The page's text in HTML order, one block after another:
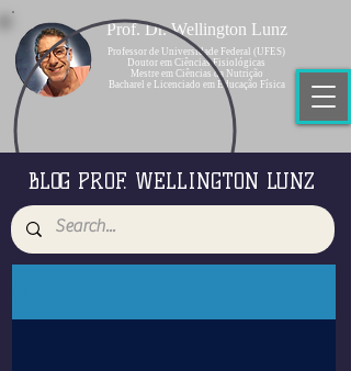
Prof. Dr. Wellington Lunz
Professor de Universidade Federal (UFES)
Doutor em Ciências Fisiológicas
Mestre em Ciências da Nutrição
Bacharel e Licenciado em Educação Física
BLOG PROF. WELLINGTON LUNZ